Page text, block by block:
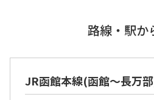
苫小牧市
釧路エリア
路線・駅か
JR函館本線(函館～長万